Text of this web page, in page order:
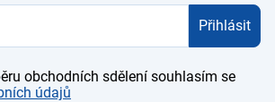
Přihlásit
obchodních sdělení souhlasím se
údajů